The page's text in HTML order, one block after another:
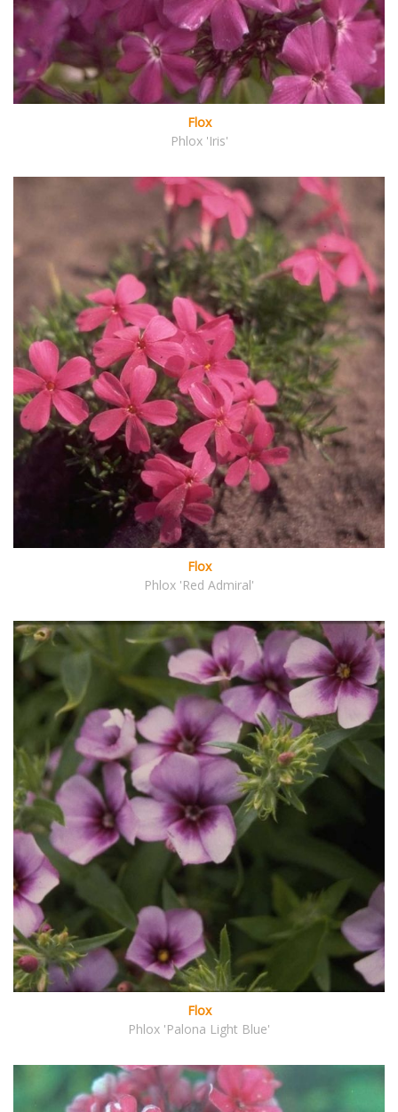
Flox
Phlox 'Iris'
Flox
Phlox 'Red Admiral'
Flox
Phlox 'Palona Light Blue'